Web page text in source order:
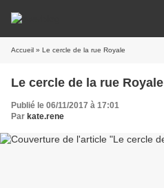
Accueil » Le cercle de la rue Royale
Le cercle de la rue Royale
Publié le 06/11/2017 à 17:01
Par kate.rene